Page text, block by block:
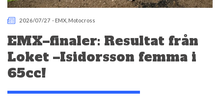
2026/07/27 - EMX Motocross
EMX–finaler: Resultat från
Loket –Isidorsson femma i
65cc!